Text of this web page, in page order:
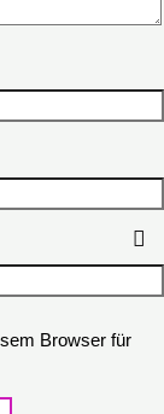
Browser für